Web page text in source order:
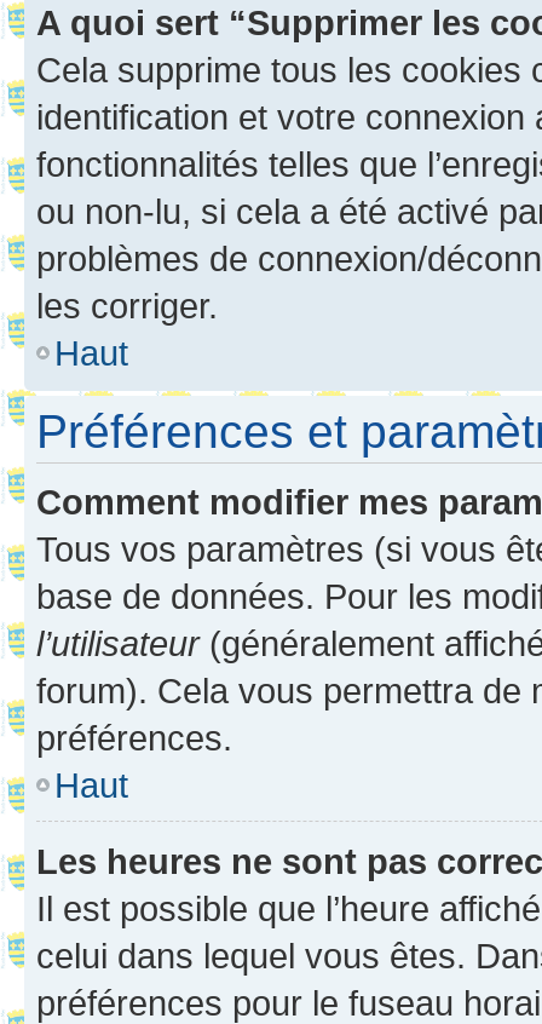
A quoi sert “Supprimer les
Cela supprime tous les cookies
identification et votre
fonctionnalités telles que
ou non-lu, si cela a été activé
problèmes de connexion/
les corriger.
Haut
Préférences et
Comment modifier mes
Tous vos paramètres (si vous
base de données. Pour les
l’utilisateur(généralement
forum). Cela vous permettra de
préférences.
Haut
Les heures ne sont pas
Il est possible que l’heure
celui dans lequel vous êtes.
préférences pour le fuseau